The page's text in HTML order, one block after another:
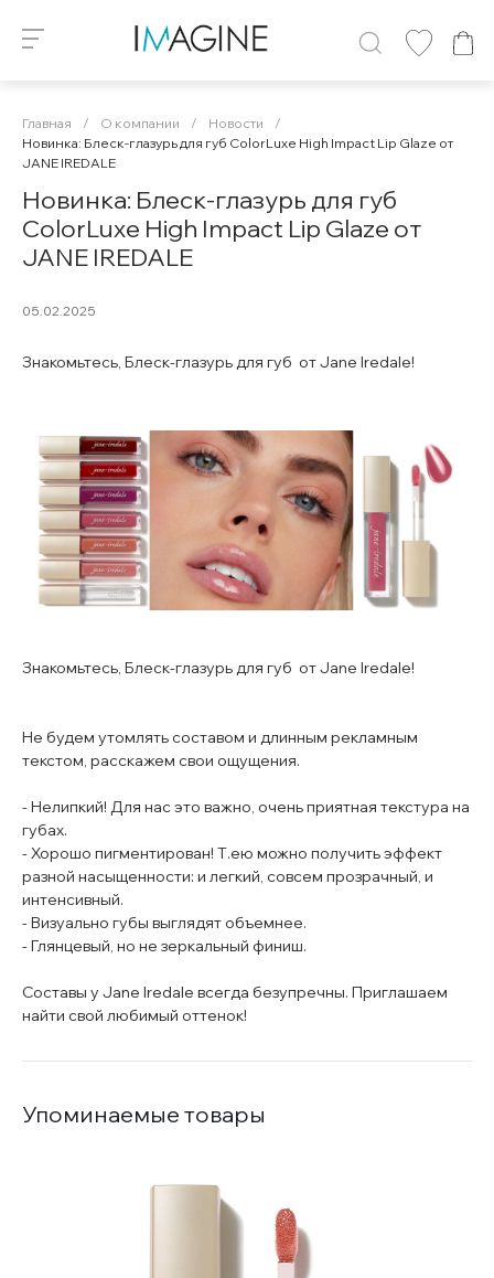
Главная / О компании / Новости
/
Новинка: Блеск-глазурь для губ ColorLuxe High Impact Lip Glaze от
JANE IREDALE
Новинка: Блеск-глазурь для губ
ColorLuxe High Impact Lip Glaze от
JANE IREDALE
05.02.2025
Знакомьтесь, Блеск-глазурь для губ от Jane Iredale!
Знакомьтесь, Блеск-глазурь для губ от Jane Iredale!
Не будем утомлять составом и длинным рекламным
текстом, расскажем свои ощущения.
- Нелипкий! Для нас это важно, очень приятная текстура на
губах.
- Хорошо пигментирован! Т.ею можно получить эффект
разной насыщенности: и легкий, совсем прозрачный, и
интенсивный.
- Визуально губы выглядят объемнее.
- Глянцевый, но не зеркальный финиш.
Составы у Jane Iredale всегда безупречны. Приглашаем
найти свой любимый оттенок!
Упоминаемые товары